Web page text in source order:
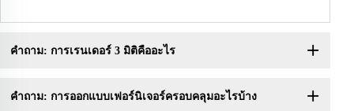
คำถาม: การเรนเดอร์ 3 มิติคืออะไร
คำถาม: การออกแบบเฟอร์นิเจอร์ครอบคลุมอะไรบ้าง